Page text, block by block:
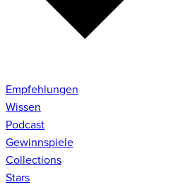
Empfehlungen
Wissen
Podcast
Gewinnspiele
Collections
Stars